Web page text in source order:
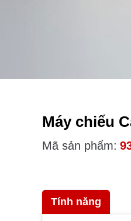
Máy chiếu
Mã sản phẩm:
Tính năng